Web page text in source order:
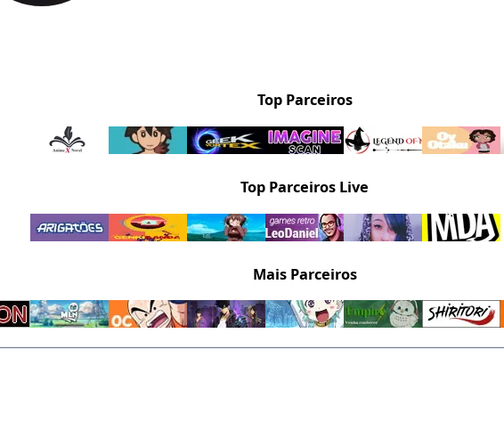
Top Parceiros
Top Parceiros Live
Mais Parceiros